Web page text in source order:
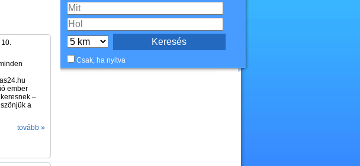
ember
–
a
tovább »
Csak, ha nyitva